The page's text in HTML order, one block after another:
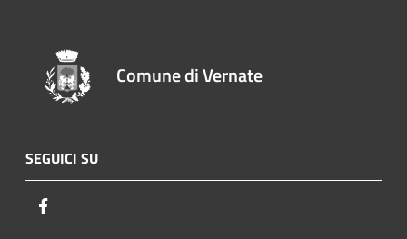
Comune di Vernate
SEGUICI SU